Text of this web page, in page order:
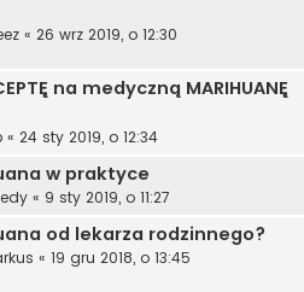
« 26 wrz 2019, o 12:30
na medyczną MARIHUANĘ
« 24 sty 2019, o 12:34
w praktyce
« 9 sty 2019, o 11:27
od lekarza rodzinnego?
« 19 gru 2018, o 13:45